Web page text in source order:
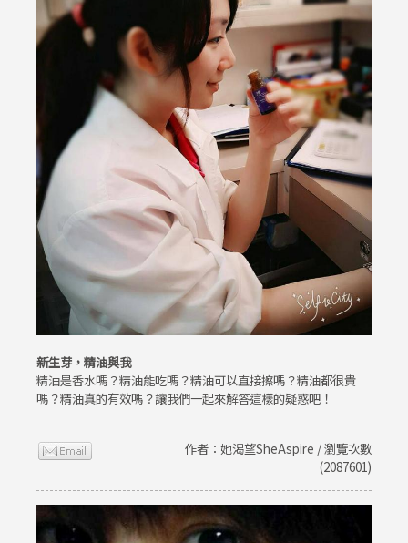
新生芽，精油與我
精油是香水嗎？精油能吃嗎？精油可以直接擦嗎？精油都很貴
嗎？精油真的有效嗎？讓我們一起來解答這樣的疑惑吧！
作者：她渴望SheAspire / 瀏覽次數
(2087601)